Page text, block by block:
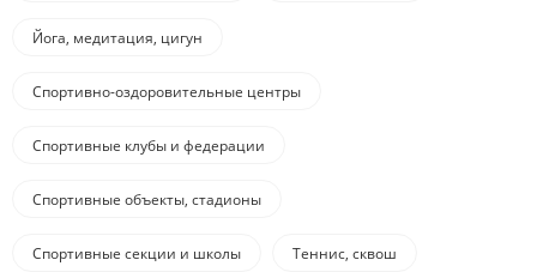
Йога, медитация, цигун
Спортивно-оздоровительные центры
Спортивные клубы и федерации
Спортивные объекты, стадионы
Спортивные секции и школы Теннис, сквош